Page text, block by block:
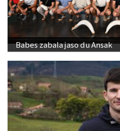
Babes zabala jaso du Ansak